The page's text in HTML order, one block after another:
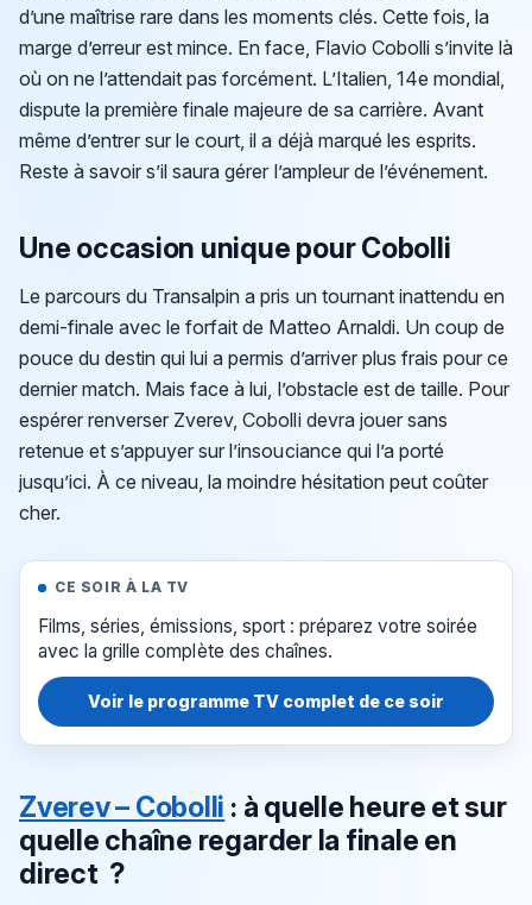
d’une maîtrise rare dans les moments clés. Cette fois, la
marge d’erreur est mince. En face, Flavio Cobolli s’invite là
où on ne l’attendait pas forcément. L’Italien, 14e mondial,
dispute la première finale majeure de sa carrière. Avant
même d’entrer sur le court, il a déjà marqué les esprits.
Reste à savoir s’il saura gérer l’ampleur de l’événement.
Une occasion unique pour Cobolli
Le parcours du Transalpin a pris un tournant inattendu en
demi-finale avec le forfait de Matteo Arnaldi. Un coup de
pouce du destin qui lui a permis d’arriver plus frais pour ce
dernier match. Mais face à lui, l’obstacle est de taille. Pour
espérer renverser Zverev, Cobolli devra jouer sans
retenue et s’appuyer sur l’insouciance qui l’a porté
jusqu’ici. À ce niveau, la moindre hésitation peut coûter
cher.
CE SOIR À LA TV
Films, séries, émissions, sport : préparez votre soirée
avec la grille complète des chaînes.
Voir le programme TV complet de ce soir
Zverev – Cobolli : à quelle heure et sur
quelle chaîne regarder la finale en
direct ?